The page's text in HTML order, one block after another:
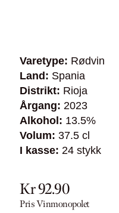
Varetype: Rødvin
Land: Spania
Distrikt: Rioja
Årgang: 2023
Alkohol: 13.5%
Volum: 37.5 cl
I kasse: 24 stykk
Kr 92.90
Pris Vinmonopolet